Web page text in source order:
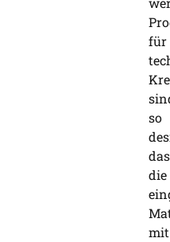
für
so
die
mit